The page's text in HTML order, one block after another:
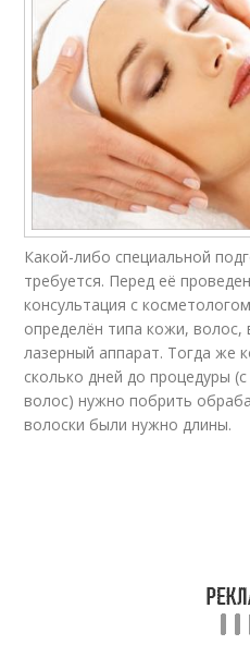
Какой-либо специальной
требуется. Перед её
консультация с
определён типа кожи,
лазерный аппарат. Тогда же
сколько дней до процедуры
волос) нужно побрить
волоски были нужно длины.